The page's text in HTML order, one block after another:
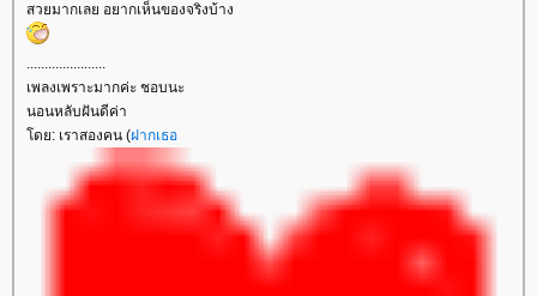
สวยมากเลย อยากเห็นของจริงบ้าง
......................
เพลงเพราะมากค่ะ ชอบนะ
นอนหลับฝันดีค่า
ดย: เราสองคน (ฝากเธอ